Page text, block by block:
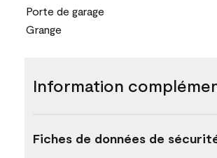
Porte de garage
Grange
Information
Fiches de données de